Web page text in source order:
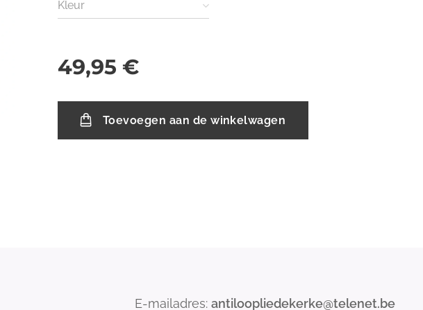
Kleur
49,95 €
Toevoegen aan de winkelwagen
E-mailadres: antiloopliedekerke@telenet.be